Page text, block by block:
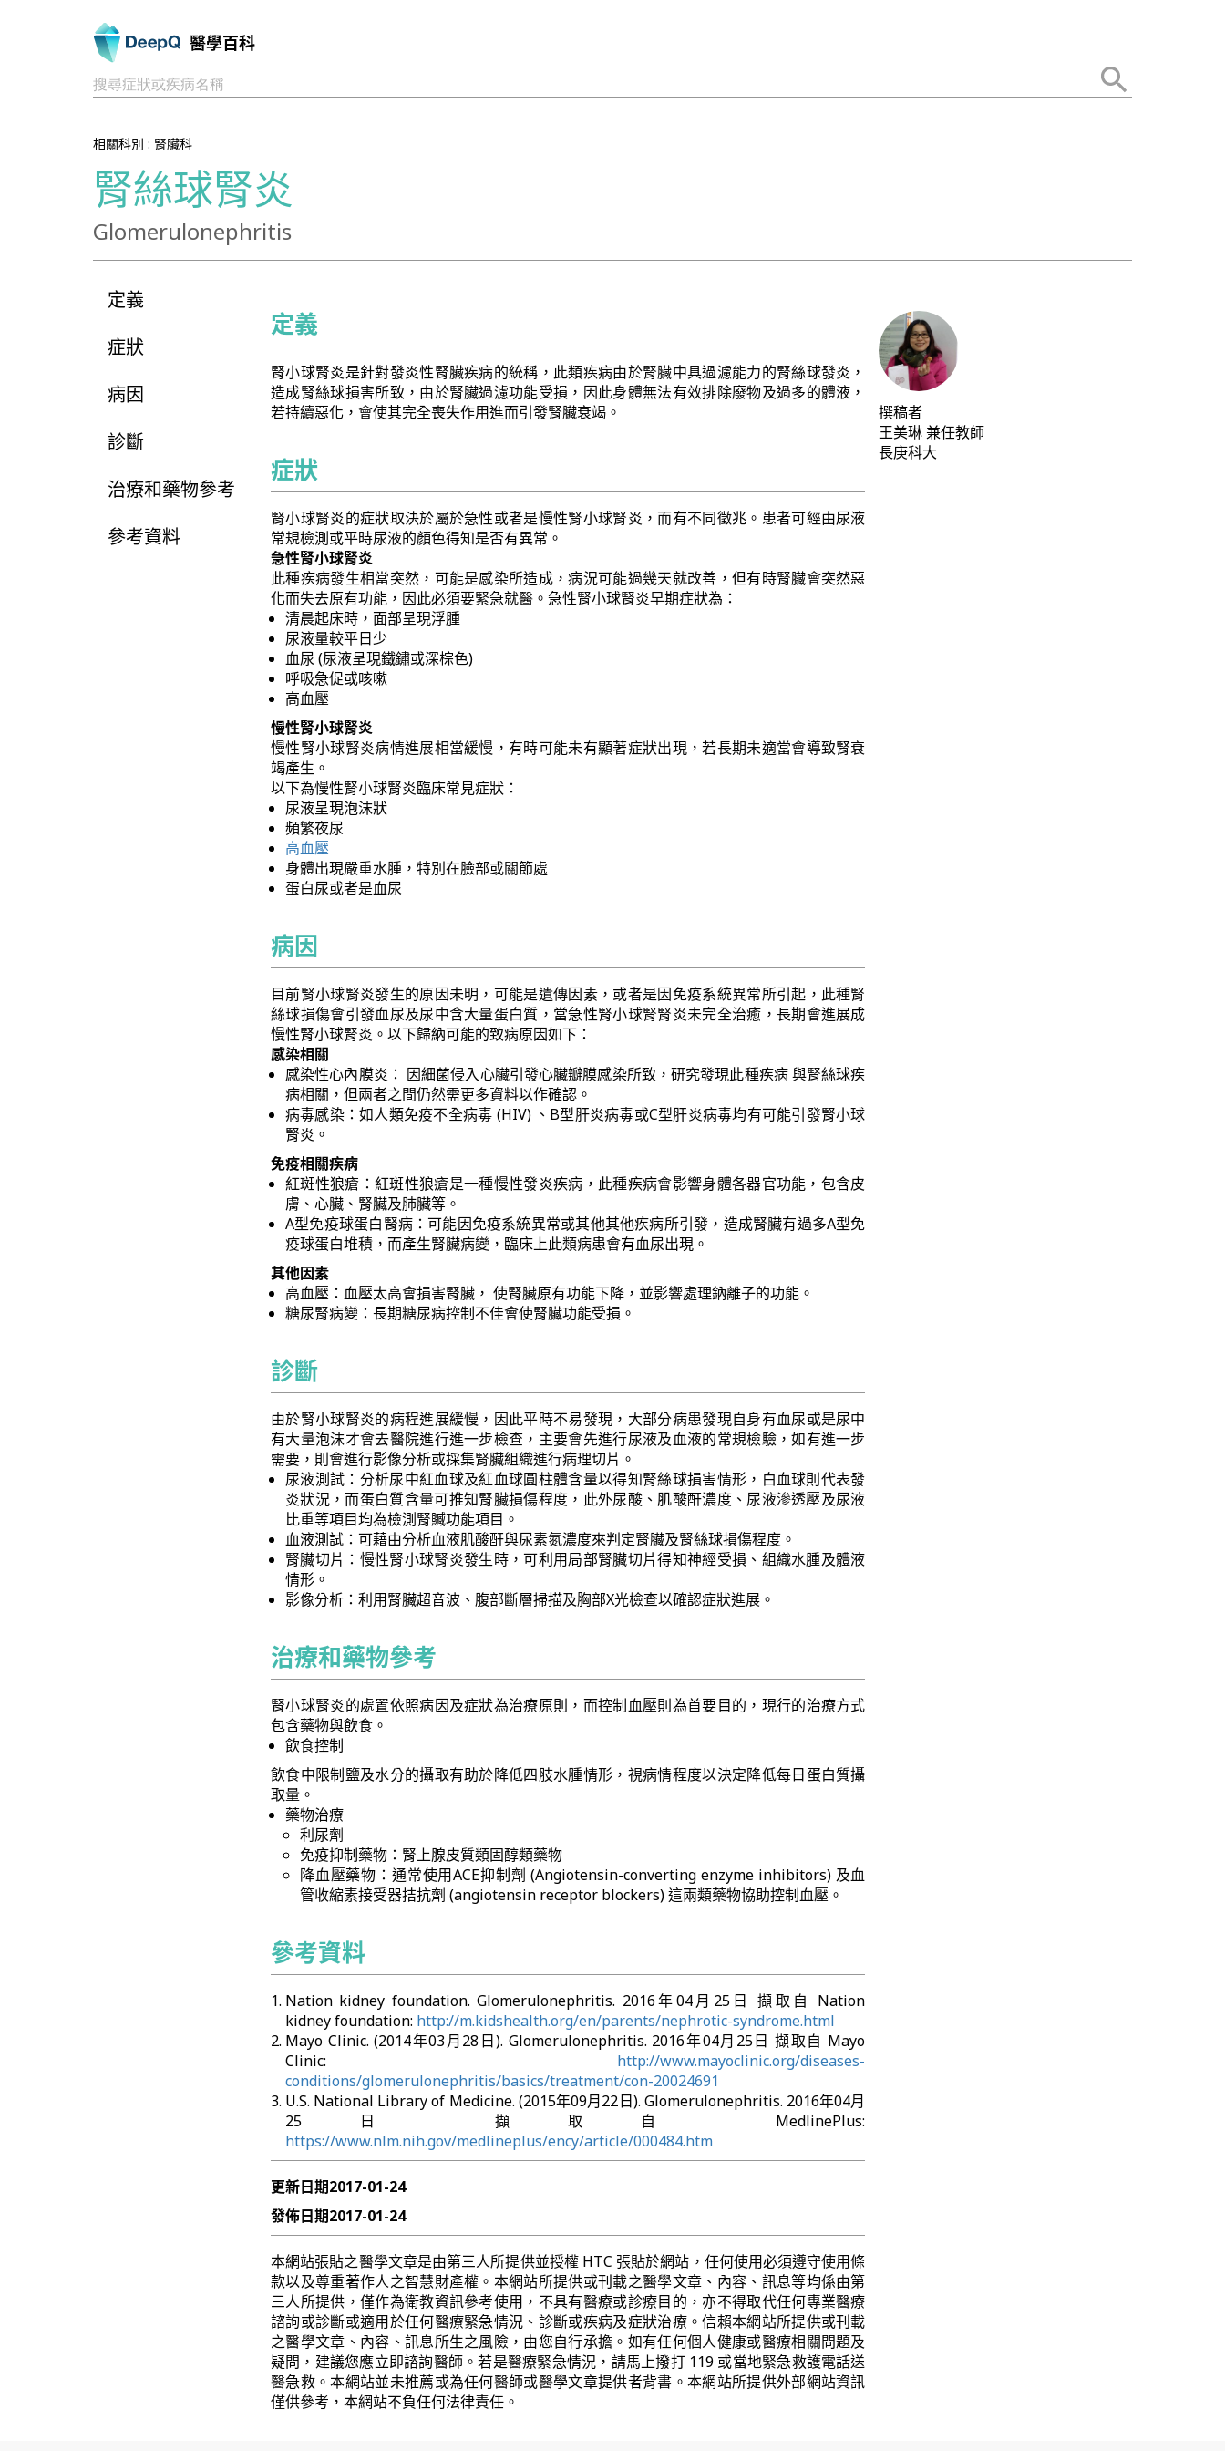
醫學百科
搜尋症狀或疾病名稱
相關科別 : 腎臟科
腎絲球腎炎
Glomerulonephritis
定義
症狀
病因
診斷
治療和藥物參考
參考資料
定義
腎小球腎炎是針對發炎性腎臟疾病的統稱，此類疾病由於腎臟中具過濾能力的腎絲球發炎，
造成腎絲球損害所致，由於腎臟過濾功能受損，因此身體無法有效排除廢物及過多的體液，
若持續惡化，會使其完全喪失作用進而引發腎臟衰竭。
症狀
腎小球腎炎的症狀取決於屬於急性或者是慢性腎小球腎炎，而有不同徵兆。患者可經由尿液
常規檢測或平時尿液的顏色得知是否有異常。
急性腎小球腎炎
此種疾病發生相當突然，可能是感染所造成，病況可能過幾天就改善，但有時腎臟會突然惡
化而失去原有功能，因此必須要緊急就醫。急性腎小球腎炎早期症狀為：
清晨起床時，面部呈現浮腫
尿液量較平日少
血尿 (尿液呈現鐵鏽或深棕色)
呼吸急促或咳嗽
高血壓
慢性腎小球腎炎
慢性腎小球腎炎病情進展相當緩慢，有時可能未有顯著症狀出現，若長期未適當會導致腎衰
竭產生。
以下為慢性腎小球腎炎臨床常見症狀：
尿液呈現泡沫狀
頻繁夜尿
高血壓
身體出現嚴重水腫，特別在臉部或關節處
蛋白尿或者是血尿
病因
目前腎小球腎炎發生的原因未明，可能是遺傳因素，或者是因免疫系統異常所引起，此種腎
絲球損傷會引發血尿及尿中含大量蛋白質，當急性腎小球腎腎炎未完全治癒，長期會進展成
慢性腎小球腎炎。以下歸納可能的致病原因如下：
感染相關
感染性心內膜炎： 因細菌侵入心臟引發心臟瓣膜感染所致，研究發現此種疾病 與腎絲球疾
病相關，但兩者之間仍然需更多資料以作確認。
病毒感染：如人類免疫不全病毒 (HIV) 、B型肝炎病毒或C型肝炎病毒均有可能引發腎小球
腎炎。
免疫相關疾病
紅斑性狼瘡：紅斑性狼瘡是一種慢性發炎疾病，此種疾病會影響身體各器官功能，包含皮
膚、心臟、腎臟及肺臟等。
A型免疫球蛋白腎病：可能因免疫系統異常或其他其他疾病所引發，造成腎臟有過多A型免
疫球蛋白堆積，而產生腎臟病變，臨床上此類病患會有血尿出現。
其他因素
高血壓：血壓太高會損害腎臟， 使腎臟原有功能下降，並影響處理鈉離子的功能。
糖尿腎病變：長期糖尿病控制不佳會使腎臟功能受損。
診斷
由於腎小球腎炎的病程進展緩慢，因此平時不易發現，大部分病患發現自身有血尿或是尿中
有大量泡沫才會去醫院進行進一步檢查，主要會先進行尿液及血液的常規檢驗，如有進一步
需要，則會進行影像分析或採集腎臟組織進行病理切片。
尿液測試：分析尿中紅血球及紅血球圓柱體含量以得知腎絲球損害情形，白血球則代表發
炎狀況，而蛋白質含量可推知腎臟損傷程度，此外尿酸、肌酸酐濃度、尿液滲透壓及尿液
比重等項目均為檢測腎贓功能項目。
血液測試：可藉由分析血液肌酸酐與尿素氮濃度來判定腎臟及腎絲球損傷程度。
腎臟切片：慢性腎小球腎炎發生時，可利用局部腎臟切片得知神經受損、組織水腫及體液
情形。
影像分析：利用腎臟超音波、腹部斷層掃描及胸部X光檢查以確認症狀進展。
治療和藥物參考
腎小球腎炎的處置依照病因及症狀為治療原則，而控制血壓則為首要目的，現行的治療方式
包含藥物與飲食。
飲食控制
飲食中限制鹽及水分的攝取有助於降低四肢水腫情形，視病情程度以決定降低每日蛋白質攝
取量。
藥物治療
利尿劑
免疫抑制藥物：腎上腺皮質類固醇類藥物
降血壓藥物：通常使用ACE抑制劑 (Angiotensin-converting enzyme inhibitors) 及血
管收縮素接受器拮抗劑 (angiotensin receptor blockers) 這兩類藥物協助控制血壓。
參考資料
Nation kidney foundation. Glomerulonephritis. 2016年04月25日 擷取自 Nation
kidney foundation: http://m.kidshealth.org/en/parents/nephrotic-syndrome.html
Mayo Clinic. (2014年03月28日). Glomerulonephritis. 2016年04月25日 擷取自 Mayo
Clinic: http://www.mayoclinic.org/diseases-
conditions/glomerulonephritis/basics/treatment/con-20024691
U.S. National Library of Medicine. (2015年09月22日). Glomerulonephritis. 2016年04月
25日 擷取自 MedlinePlus:
https://www.nlm.nih.gov/medlineplus/ency/article/000484.htm
更新日期2017-01-24
發佈日期2017-01-24
本網站張貼之醫學文章是由第三人所提供並授權 HTC 張貼於網站，任何使用必須遵守使用條
款以及尊重著作人之智慧財產權。本網站所提供或刊載之醫學文章、內容、訊息等均係由第
三人所提供，僅作為衛教資訊參考使用，不具有醫療或診療目的，亦不得取代任何專業醫療
諮詢或診斷或適用於任何醫療緊急情況、診斷或疾病及症狀治療。信賴本網站所提供或刊載
之醫學文章、內容、訊息所生之風險，由您自行承擔。如有任何個人健康或醫療相關問題及
疑問，建議您應立即諮詢醫師。若是醫療緊急情況，請馬上撥打 119 或當地緊急救護電話送
醫急救。本網站並未推薦或為任何醫師或醫學文章提供者背書。本網站所提供外部網站資訊
僅供參考，本網站不負任何法律責任。
撰稿者
王美琳 兼任教師
長庚科大